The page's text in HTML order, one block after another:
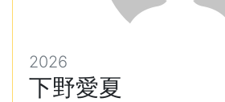
2026
下野愛夏